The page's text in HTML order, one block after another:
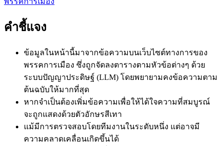
คำชี้แจง
ข้อมูลในหน้านี้มาจากข้อความบนเว็บไซต์ทางการของ
พรรคการเมือง ซึ่งถูกจัดลงตารางตามหัวข้อต่างๆ ด้วย
ระบบปัญญาประดิษฐ์ (LLM) โดยพยายามคงข้อความตาม
ต้นฉบับให้มากที่สุด
หากจำเป็นต้องเพิ่มข้อความเพื่อให้ได้ใจความที่สมบูรณ์
จะถูกแสดงด้วยตัวอักษรสีเทา
แม้มีการตรวจสอบโดยทีมงานในระดับหนึ่ง แต่อาจมี
ความคลาดเคลื่อนเกิดขึ้นได้